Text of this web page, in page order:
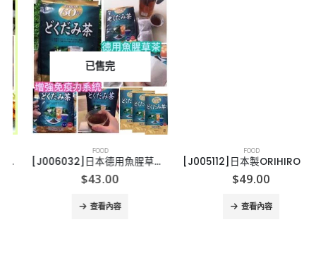
已售完
[J006032]日本德用魚腥草茶 (60包/袋)
43.00
查看內容
[J005112]日本製ORIHIRO 德用減肥茶(60包/袋)
49.00
查看內容